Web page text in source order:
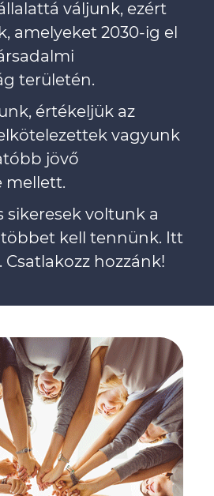
váljunk, ezért
amelyeket 2030-ig el
területén.
értékeljük az
vagyunk
jövő
mellett.
sikeresek voltunk a
kell tennünk. Itt
Csatlakozz hozzánk!